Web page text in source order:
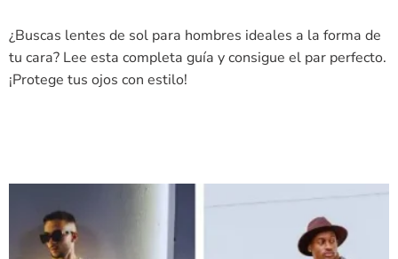
¿Buscas lentes de sol para hombres ideales a la forma de
tu cara? Lee esta completa guía y consigue el par perfecto.
¡Protege tus ojos con estilo!